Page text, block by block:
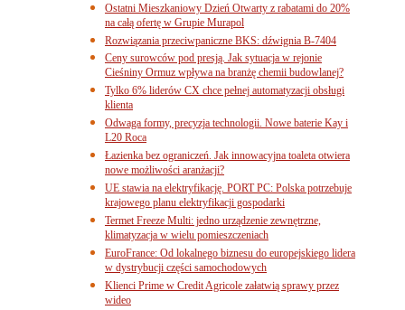
Ostatni Mieszkaniowy Dzień Otwarty z rabatami do 20%
na całą ofertę w Grupie Murapol
Rozwiązania przeciwpaniczne BKS: dźwignia B-7404
Ceny surowców pod presją. Jak sytuacja w rejonie
Cieśniny Ormuz wpływa na branżę chemii budowlanej?
Tylko 6% liderów CX chce pełnej automatyzacji obsługi
klienta
Odwaga formy, precyzja technologii. Nowe baterie Kay i
L20 Roca
Łazienka bez ograniczeń. Jak innowacyjna toaleta otwiera
nowe możliwości aranżacji?
UE stawia na elektryfikację. PORT PC: Polska potrzebuje
krajowego planu elektryfikacji gospodarki
Termet Freeze Multi: jedno urządzenie zewnętrzne,
klimatyzacja w wielu pomieszczeniach
EuroFrance: Od lokalnego biznesu do europejskiego lidera
w dystrybucji części samochodowych
Klienci Prime w Credit Agricole załatwią sprawy przez
wideo